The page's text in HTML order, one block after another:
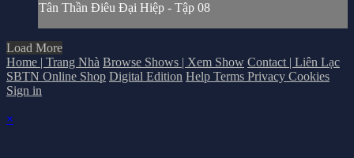
Tân Thần Điêu Đại Hiệp - Tập 08
Load More
Home | Trang Nhà Browse Shows | Xem Show Contact | Liên Lạc
SBTN Online Shop Digital Edition Help Terms Privacy Cookies
Sign in
×